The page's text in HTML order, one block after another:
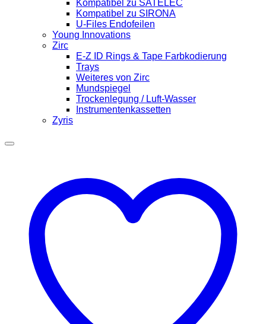
Kompatibel zu SATELEC
Kompatibel zu SIRONA
U-Files Endofeilen
Young Innovations
Zirc
E-Z ID Rings & Tape Farbkodierung
Trays
Weiteres von Zirc
Mundspiegel
Trockenlegung / Luft-Wasser
Instrumentenkassetten
Zyris